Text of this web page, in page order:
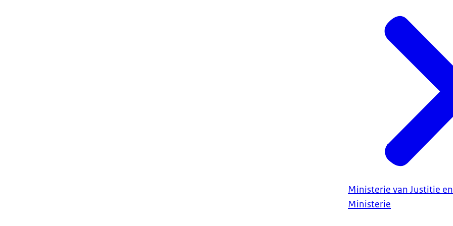
Ministerie van Justitie
Ministerie